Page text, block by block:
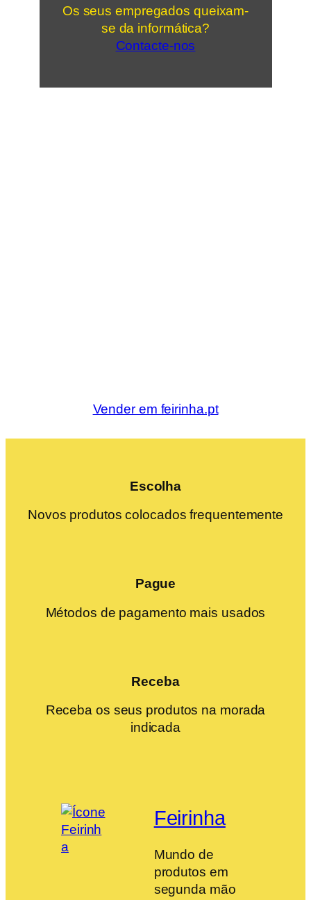
Os seus empregados queixam-
se da informática?
Contacte-nos
Vender em feirinha.pt
Escolha
Novos produtos colocados frequentemente
Pague
Métodos de pagamento mais usados
Receba
Receba os seus produtos na morada
indicada
Feirinha
Mundo de
produtos em
segunda mão